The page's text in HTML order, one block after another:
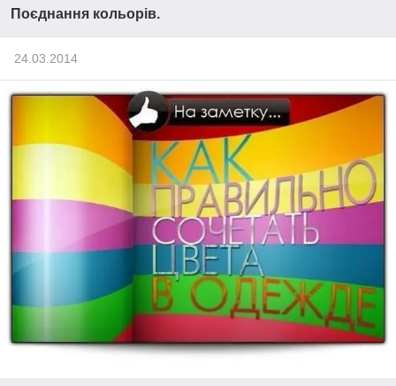
Поєднання кольорів.
24.03.2014